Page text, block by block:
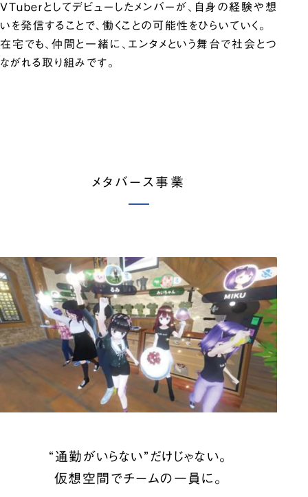
VTuberとしてデビューしたメンバーが、自身の経験や想
いを発信することで、働くことの可能性をひらいていく。
在宅でも、仲間と一緒に、エンタメという舞台で社会とつ
ながれる取り組みです。
メタバース事業
“通勤がいらない”だけじゃない。
仮想空間でチームの一員に。